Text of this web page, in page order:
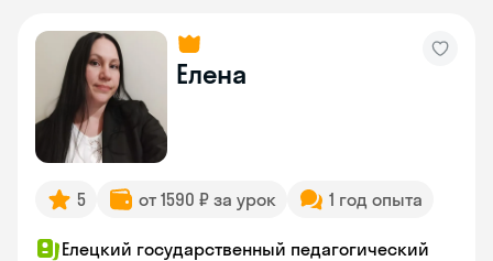
Елена
5 от 1590 ₽ за урок 1 год опыта
Елецкий государственный педагогический